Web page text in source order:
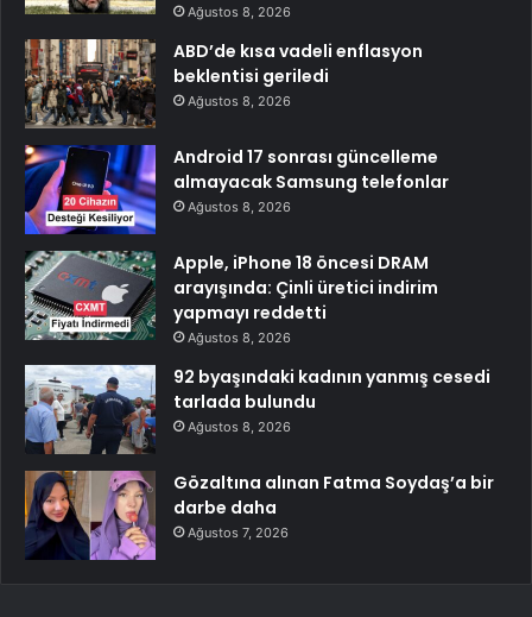
Ağustos 8, 2026
ABD’de kısa vadeli enflasyon
beklentisi geriledi
Ağustos 8, 2026
Android 17 sonrası güncelleme
almayacak Samsung telefonlar
Ağustos 8, 2026
Apple, iPhone 18 öncesi DRAM
arayışında: Çinli üretici indirim
yapmayı reddetti
Ağustos 8, 2026
92 byaşındaki kadının yanmış cesedi
tarlada bulundu
Ağustos 8, 2026
Gözaltına alınan Fatma Soydaş’a bir
darbe daha
Ağustos 7, 2026